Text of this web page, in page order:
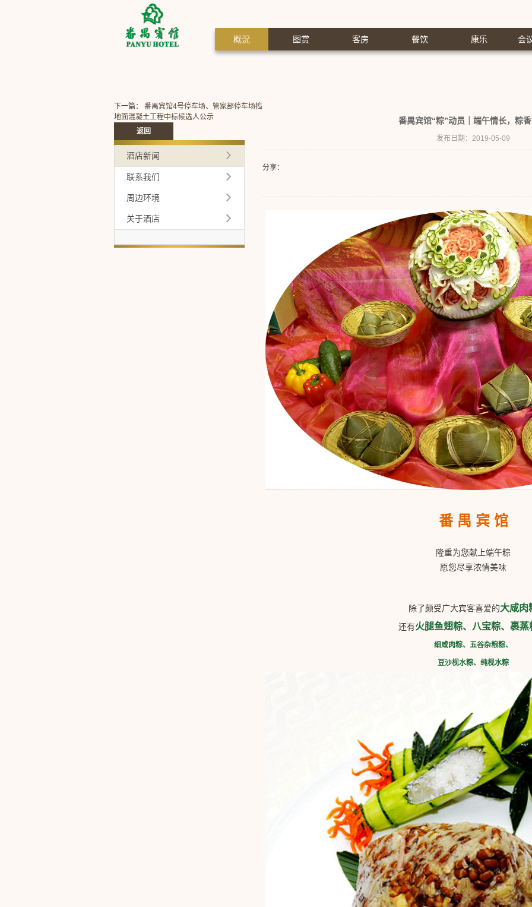
概況 图赏 客房 餐饮 康乐 会
番禺宾馆“粽”动员｜端午情长，粽
发布日期：2019-05-09
分享：
番 禺 宾 馆
隆重为您献上端午粽
愿您尽享浓情美味
除了颇受广大宾客喜爱的大咸肉
还有火腿鱼翅粽、八宝粽、裹蒸
细咸肉粽、五谷杂粮粽、
豆沙枧水粽、纯枧水粽
下一篇： 番禺宾馆4号停车场、管家部停车场捣
地面混凝土工程中标候选人公示
返回
酒店新闻
联系我们
周边环境
关于酒店